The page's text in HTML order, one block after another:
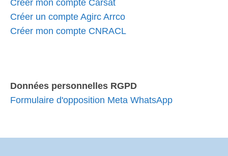
Créer mon compte Carsat
Créer un compte Agirc Arrco
Créer mon compte CNRACL
Données personnelles RGPD
Formulaire d'opposition Meta WhatsApp